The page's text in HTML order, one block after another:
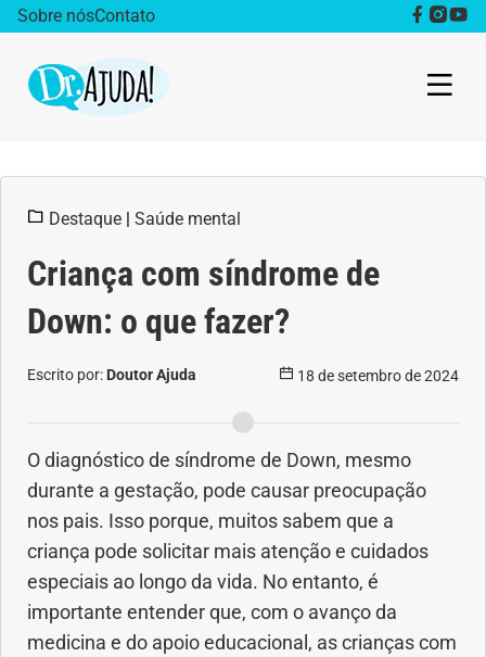
Sobre nósContato
Obesidade
Destaque
Bem estar
Saúde da mulher
Anestesia
Aparelho Digestivo
Destaque | Saúde mental
Criança com síndrome de
Down: o que fazer?
Escrito por: Doutor Ajuda 18 de setembro de 2024
O diagnóstico de síndrome de Down, mesmo
durante a gestação, pode causar preocupação
nos pais. Isso porque, muitos sabem que a
criança pode solicitar mais atenção e cuidados
especiais ao longo da vida. No entanto, é
importante entender que, com o avanço da
medicina e do apoio educacional, as crianças com